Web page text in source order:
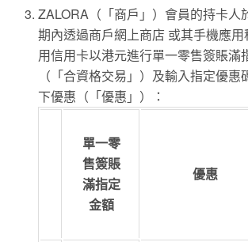
ZALORA（「商戶」）會員的持卡人
期內透過商戶網上商店 或其手機應
用信用卡以港元進行單一零售簽賬滿
（「合資格交易」）及輸入指定優惠
下優惠（「優惠」）：
單一零
售簽賬
滿指定
金額
優惠